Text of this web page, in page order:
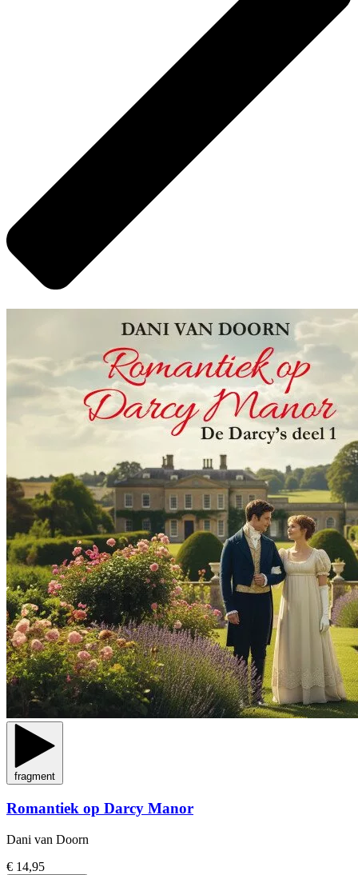
fragment
Romantiek op Darcy Manor
Dani van Doorn
€ 14,95